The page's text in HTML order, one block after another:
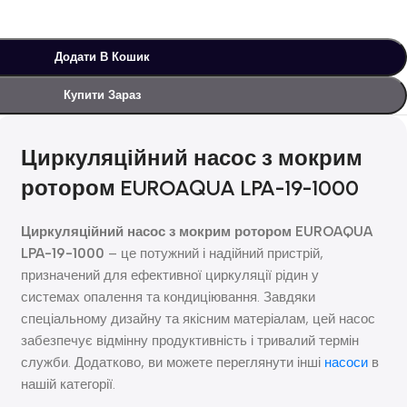
Додати В Кошик
Купити Зараз
Циркуляційний насос з мокрим
ротором EUROAQUA LPA-19-1000
Циркуляційний насос з мокрим ротором EUROAQUA
LPA-19-1000 – це потужний і надійний пристрій,
призначений для ефективної циркуляції рідин у
системах опалення та кондиціювання. Завдяки
спеціальному дизайну та якісним матеріалам, цей насос
забезпечує відмінну продуктивність і тривалий термін
служби. Додатково, ви можете переглянути інші насоси в
нашій категорії.